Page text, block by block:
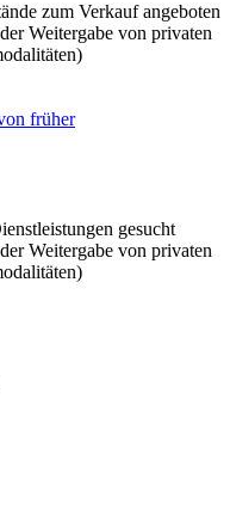
zum Verkauf angeboten
Weitergabe von privaten
früher
gesucht
Weitergabe von privaten